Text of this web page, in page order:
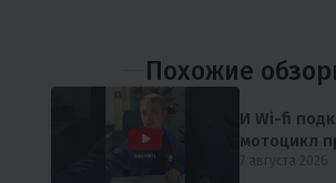
Похожие
И Wi-fi
мотоцикл
7 августа 2026